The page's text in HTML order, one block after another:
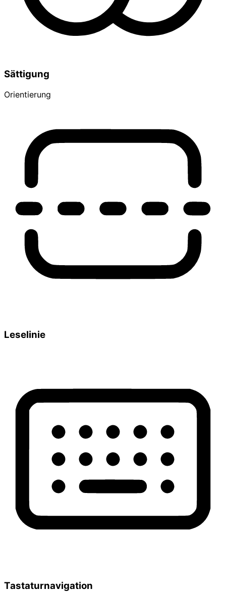
Sättigung
Orientierung
Leselinie
Tastaturnavigation